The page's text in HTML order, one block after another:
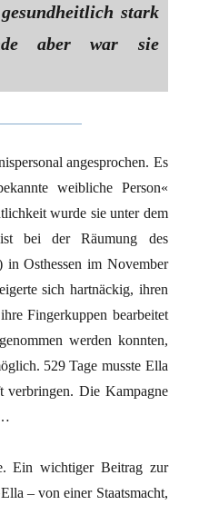
stark
aber war sie
angesprochen. Es
weibliche Person«
wurde sie unter dem
bei der Räumung des
in Osthessen im November
sich hartnäckig, ihren
Fingerkuppen bearbeitet
werden konnten,
529 Tage musste Ella
Die Kampagne
Ein wichtiger Beitrag zur
– von einer Staatsmacht,